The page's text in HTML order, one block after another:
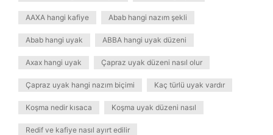
AAXA hangi kafiye Abab hangi nazım şekli
Abab hangi uyak ABBA hangi uyak düzeni
Axax hangi uyak Çapraz uyak düzeni nasıl olur
Çapraz uyak hangi nazım biçimi Kaç türlü uyak vardır
Koşma nedir kısaca Koşma uyak düzeni nasıl
Redif ve kafiye nasıl ayırt edilir